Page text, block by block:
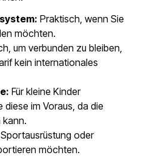
Praktisch, wenn Sie
möchten.
um verbunden zu bleiben,
kein internationales
Für kleine Kinder
im Voraus, da die
kann.
oder
möchten.